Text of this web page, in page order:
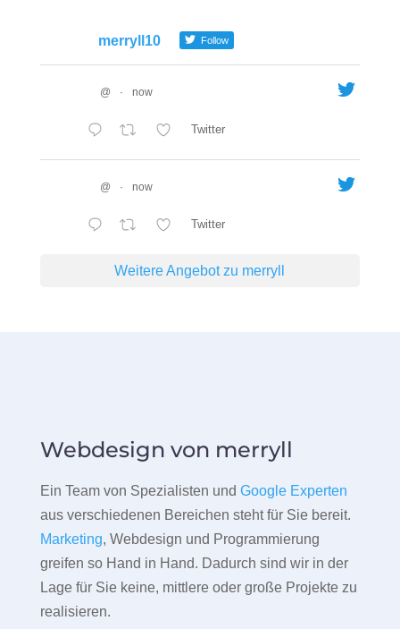
merryll10 Follow
@ · now
Twitter
@ · now
Twitter
Weitere Angebot zu merryll
Webdesign von merryll
Ein Team von Spezialisten und Google Experten
aus verschiedenen Bereichen steht für Sie bereit.
Marketing, Webdesign und Programmierung
greifen so Hand in Hand. Dadurch sind wir in der
Lage für Sie keine, mittlere oder große Projekte zu
realisieren.